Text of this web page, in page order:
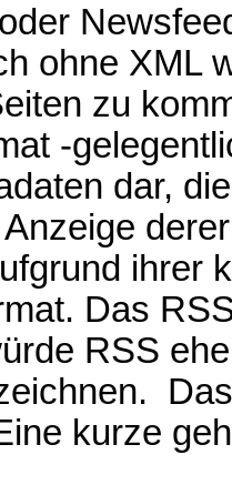
ohne XML
zu
-
dar,
ihrer
Das
RSS
kurze